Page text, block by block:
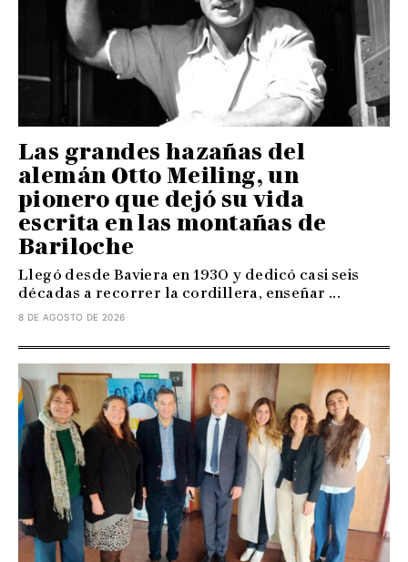
Las grandes hazañas del
alemán Otto Meiling, un
pionero que dejó su vida
escrita en las montañas de
Bariloche
Llegó desde Baviera en 1930 y dedicó casi seis
décadas a recorrer la cordillera, enseñar ...
8 DE AGOSTO DE 2026